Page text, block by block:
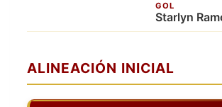
GOL
Starlyn
ALINEACIÓN INICIAL